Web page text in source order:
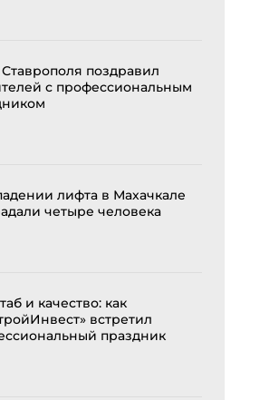
Ставрополя поздравил
с профессиональным
лифта в Махачкале
четыре человека
и качество: как
встретил
праздник